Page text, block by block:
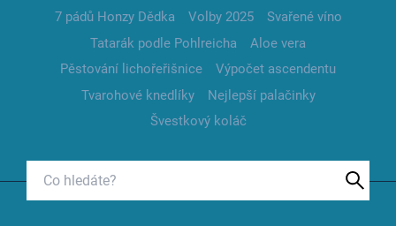
7 pádů Honzy Dědka
Volby 2025
Svařené víno
Tatarák podle Pohlreicha
Aloe vera
Pěstování lichořeřišnice
Výpočet ascendentu
Tvarohové knedlíky
Nejlepší palačinky
Švestkový koláč